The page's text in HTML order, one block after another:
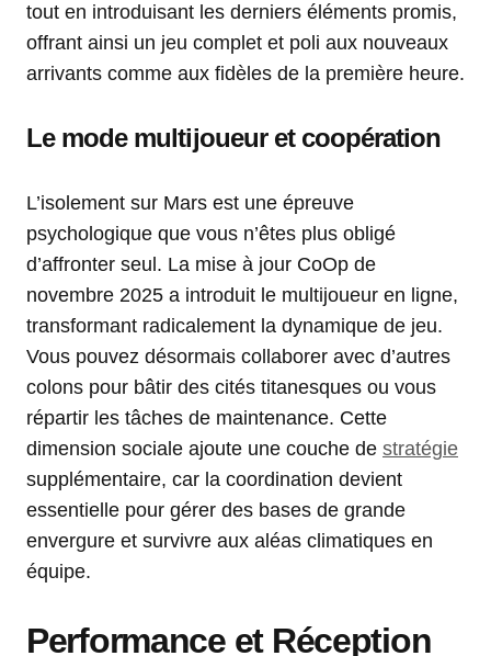
tout en introduisant les derniers éléments promis,
offrant ainsi un jeu complet et poli aux nouveaux
arrivants comme aux fidèles de la première heure.
Le mode multijoueur et coopération
L’isolement sur Mars est une épreuve
psychologique que vous n’êtes plus obligé
d’affronter seul. La mise à jour CoOp de
novembre 2025 a introduit le multijoueur en ligne,
transformant radicalement la dynamique de jeu.
Vous pouvez désormais collaborer avec d’autres
colons pour bâtir des cités titanesques ou vous
répartir les tâches de maintenance. Cette
dimension sociale ajoute une couche de stratégie
supplémentaire, car la coordination devient
essentielle pour gérer des bases de grande
envergure et survivre aux aléas climatiques en
équipe.
Performance et Réception